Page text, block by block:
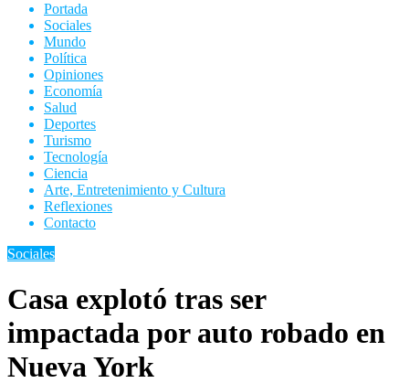
Portada
Sociales
Mundo
Política
Opiniones
Economía
Salud
Deportes
Turismo
Tecnología
Ciencia
Arte, Entretenimiento y Cultura
Reflexiones
Contacto
Sociales
Casa explotó tras ser
impactada por auto robado en
Nueva York